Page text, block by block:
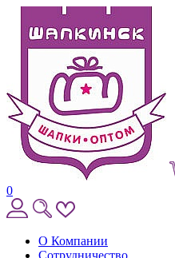
0
О Компании
Сотрудничество